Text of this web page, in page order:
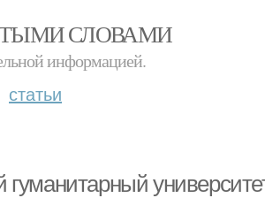
СЛОВАМИ
информацией.
статьи
гуманитарный